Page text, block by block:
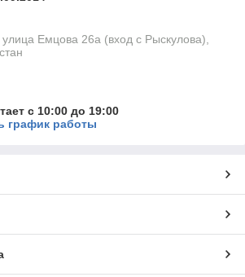
Емцова 26а (вход с Рыскулова),
с 10:00 до 19:00
график работы